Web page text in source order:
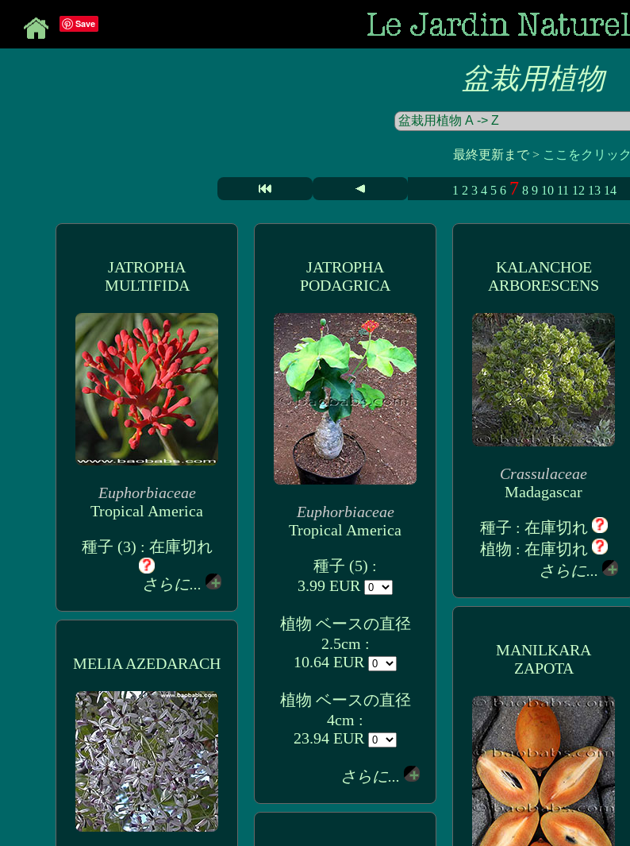
Save
盆栽用植物
最終更新まで > ここをクリック
1 2 3 4 5 6 7 8 9 10 11 12 13 14
JATROPHA
MULTIFIDA
Euphorbiaceae
Tropical America
種子 (3) : 在庫切れ
さらに...
JATROPHA
PODAGRICA
Euphorbiaceae
Tropical America
種子 (5) :
3.99 EUR
植物 ベースの直径
2.5cm :
10.64 EUR
植物 ベースの直径
4cm :
23.94 EUR
さらに...
KALANCHOE
ARBORESCENS
Crassulaceae
Madagascar
種子 : 在庫切れ
植物 : 在庫切れ
さらに...
MANILKARA
ZAPOTA
MELIA AZEDARACH